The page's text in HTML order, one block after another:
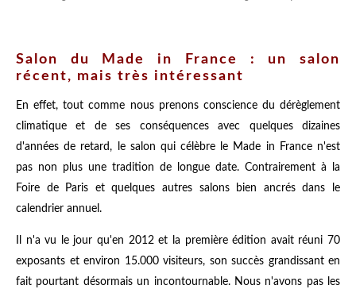
Salon du Made in France : un salon
récent, mais très intéressant
En effet, tout comme nous prenons conscience du dérèglement
climatique et de ses conséquences avec quelques dizaines
d'années de retard, le salon qui célèbre le Made in France n'est
pas non plus une tradition de longue date. Contrairement à la
Foire de Paris et quelques autres salons bien ancrés dans le
calendrier annuel.
Il n'a vu le jour qu'en 2012 et la première édition avait réuni 70
exposants et environ 15.000 visiteurs, son succès grandissant en
fait pourtant désormais un incontournable. Nous n'avons pas les